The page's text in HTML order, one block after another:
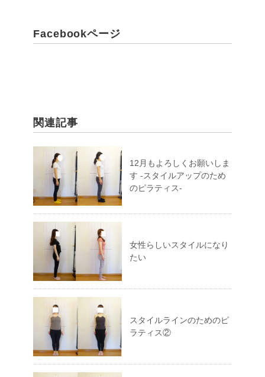
Facebookページ
関連記事
12月もよろしくお願いしま
す -スタイルアップのため
のピラティス-
女性らしいスタイルになり
たい
スタイルラインのためのピ
ラティス②